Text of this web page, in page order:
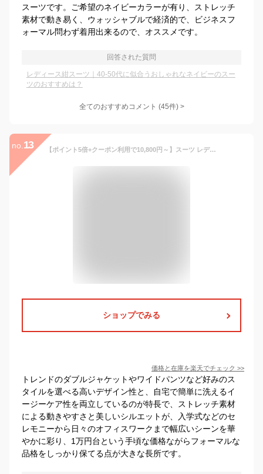
スーツです。ご希望のネイビーカラーが有り、ストレッチ
素材で動き易く、ウォッシャブルで経済的で、ビジネスフ
ォーマル問わず着用出来るので、オススメです。
回答された質問
レディース紺スーツ｜40-50代に似合うおしゃれなネイビーのスー
ツのおすすめは？
全てのおすすめコメント (45件) >
no. 13 【ポイント5倍+クーポン利用で10,800円～】スーツ レディース ビジネススーツ セットアップ パンツ レディーススーツ パンツスーツ セレモニースーツ 入学式ママスーツ ストレッチ セレモニー オケージョン オシャレ 選べる 洗える ダブル ワイドパンツ
ショップでみる
価格と在庫を楽天でチェック >>
トレンドのダブルジャケットやワイドパンツなど好みのス
タイルを選べる高いデザイン性と、自宅で簡単に洗えるイ
ージーケア性を両立しているのが特長で、ストレッチ素材
による動きやすさと美しいシルエットが、入学式などのセ
レモニーから日々のオフィスワークまで幅広いシーンを華
やかに彩り、1万円台という手頃な価格ながらフォーマルな
品格をしっかり保てる点が大きな長所です。